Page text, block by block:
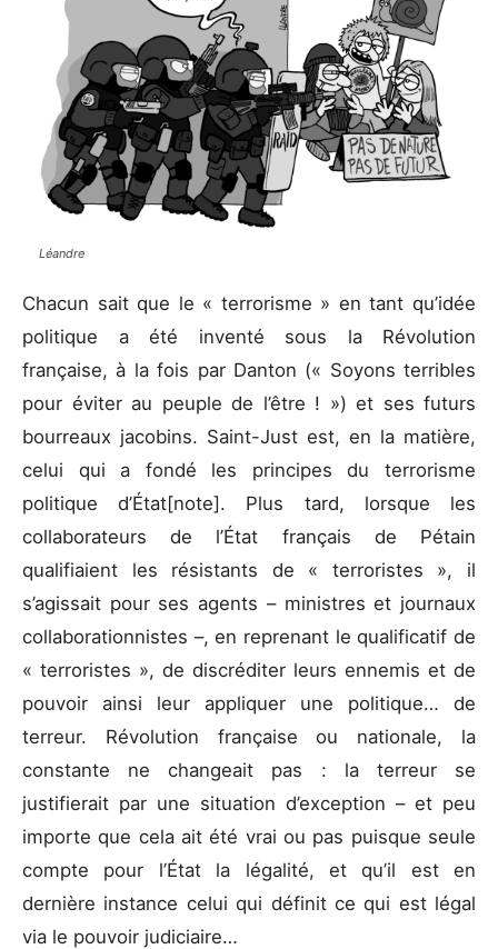
Léandre
Chacun sait que le « terrorisme » en tant qu’idée
politique a été inventé sous la Révolution
française, à la fois par Danton (« Soyons terribles
pour éviter au peuple de l’être ! ») et ses futurs
bourreaux jacobins. Saint-Just est, en la matière,
celui qui a fondé les principes du terrorisme
politique d’État[note]. Plus tard, lorsque les
collaborateurs de l’État français de Pétain
qualifiaient les résistants de « terroristes », il
s’agissait pour ses agents – ministres et journaux
collaborationnistes –, en reprenant le qualificatif de
« terroristes », de discréditer leurs ennemis et de
pouvoir ainsi leur appliquer une politique… de
terreur. Révolution française ou nationale, la
constante ne changeait pas : la terreur se
justifierait par une situation d’exception – et peu
importe que cela ait été vrai ou pas puisque seule
compte pour l’État la légalité, et qu’il est en
dernière instance celui qui définit ce qui est légal
via le pouvoir judiciaire…